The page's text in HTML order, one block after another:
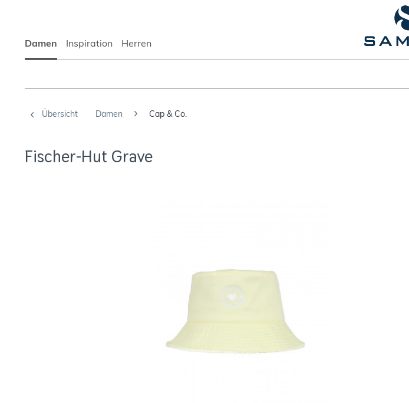
Damen Inspiration Herren
Übersicht Damen Cap & Co.
Fischer-Hut Grave